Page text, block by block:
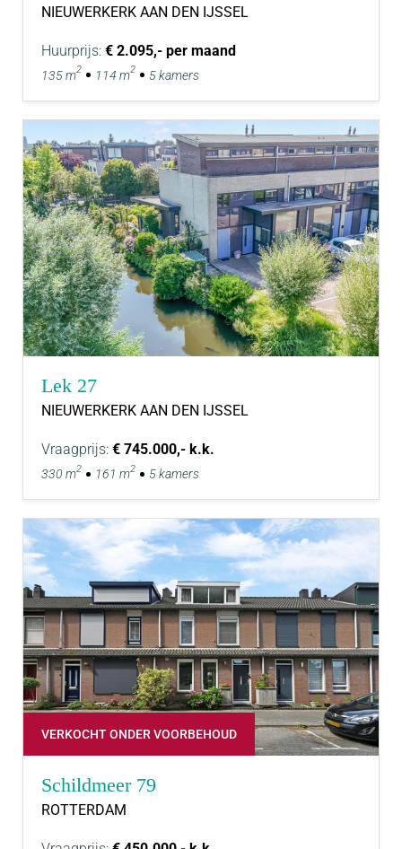
NIEUWERKERK AAN DEN IJSSEL
Huurprijs: € 2.095,- per maand
135 m2 114 m2 5 kamers
Lek 27
NIEUWERKERK AAN DEN IJSSEL
Vraagprijs: € 745.000,- k.k.
330 m2 161 m2 5 kamers
VERKOCHT ONDER VOORBEHOUD
Schildmeer 79
ROTTERDAM